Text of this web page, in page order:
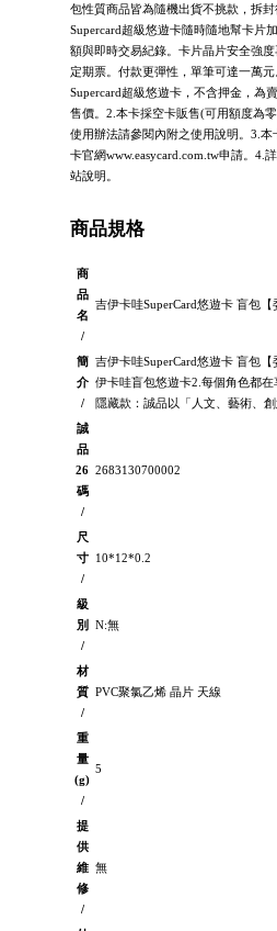
包性質商品皆為隨機出貨不挑款，拆
Supercard超級悠遊卡隨時隨地幫卡片
額與即時交易紀錄。卡片晶片安全強
定期票。付款更彈性，單筆可達一萬
Supercard超級悠遊卡，不含押金，為
售價。2.本卡採空卡販售(可用額度為
使用辦法請參閱內附之使用說明。3.
卡官網www.easycard.com.tw申請。4.
站說明。
商品規格
商
品
名
/
吉伊卡哇SuperCard悠遊卡 盲包【
簡
介
/
吉伊卡哇SuperCard悠遊卡 盲包
伊卡哇盲包悠遊卡2.每個角色都
隱藏款：誠品以「人文、藝術、
誠
品
26
碼
/
2683130700002
尺
寸
/
10*12*0.2
級
別
/
N:無
材
質
/
PVC聚氯乙烯 晶片 天線
重
量
(g)
/
5
提
供
維
修
/
無